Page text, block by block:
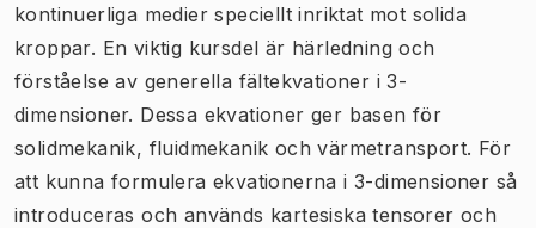
kontinuerliga medier speciellt inriktat mot solida
kroppar. En viktig kursdel är härledning och
förståelse av generella fältekvationer i 3-
dimensioner. Dessa ekvationer ger basen för
solidmekanik, fluidmekanik och värmetransport. För
att kunna formulera ekvationerna i 3-dimensioner så
introduceras och används kartesiska tensorer och